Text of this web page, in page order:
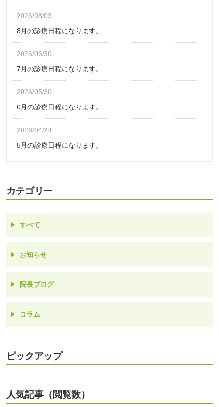
2026/08/03
8月の診療日程になります。
2026/06/30
7月の診療日程になります。
2026/05/30
6月の診療日程になります。
2026/04/24
5月の診療日程になります。
カテゴリー
すべて
お知らせ
院長ブログ
コラム
ピックアップ
人気記事（閲覧数）